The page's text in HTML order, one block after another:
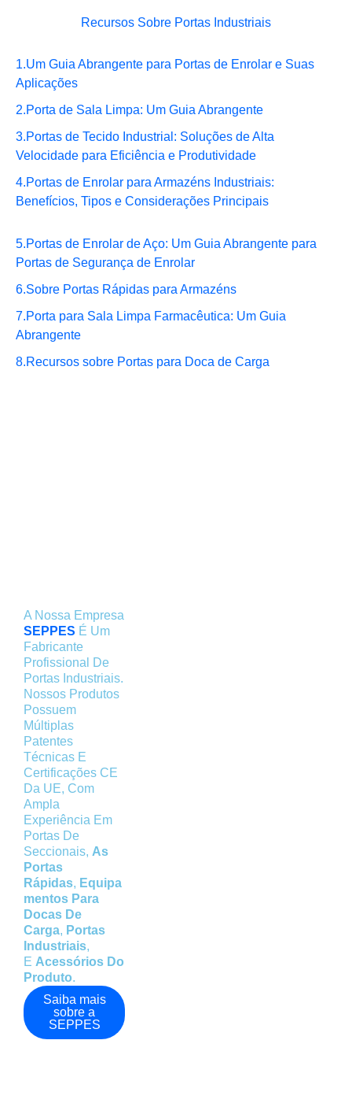
Recursos Sobre Portas Industriais
1.Um Guia Abrangente para Portas de Enrolar e Suas
Aplicações
2.Porta de Sala Limpa: Um Guia Abrangente
3.Portas de Tecido Industrial: Soluções de Alta
Velocidade para Eficiência e Produtividade
4.Portas de Enrolar para Armazéns Industriais:
Benefícios, Tipos e Considerações Principais
5.Portas de Enrolar de Aço: Um Guia Abrangente para
Portas de Segurança de Enrolar
6.Sobre Portas Rápidas para Armazéns
7.Porta para Sala Limpa Farmacêutica: Um Guia
Abrangente
8.Recursos sobre Portas para Doca de Carga
A Nossa Empresa
SEPPES É Um
Fabricante
Profissional De
Portas Industriais.
Nossos Produtos
Possuem
Múltiplas
Patentes
Técnicas E
Certificações CE
Da UE, Com
Ampla
Experiência Em
Portas De
Seccionais, As
Portas
Rápidas, Equipa
Mentos Para
Docas De
Carga, Portas
Industriais,
E Acessórios Do
Produto.
Saiba mais
sobre a
SEPPES